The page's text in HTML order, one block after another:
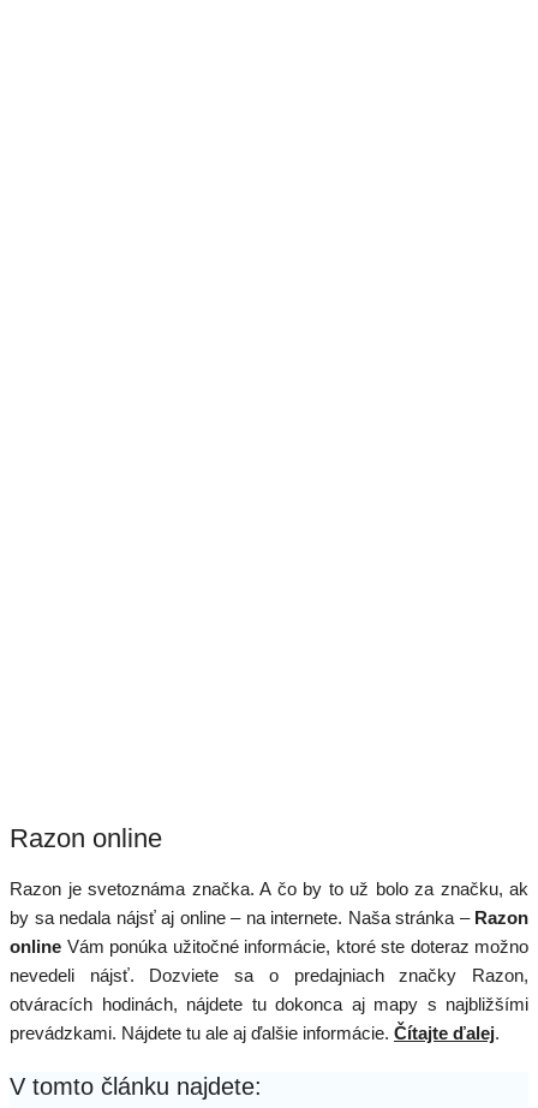
Razon online
Razon je svetoznáma značka. A čo by to už bolo za značku, ak
by sa nedala nájsť aj online – na internete. Naša stránka – Razon
online Vám ponúka užitočné informácie, ktoré ste doteraz možno
nevedeli nájsť. Dozviete sa o predajniach značky Razon,
otváracích hodinách, nájdete tu dokonca aj mapy s najbližšími
prevádzkami. Nájdete tu ale aj ďalšie informácie. Čítajte ďalej.
V tomto článku najdete: